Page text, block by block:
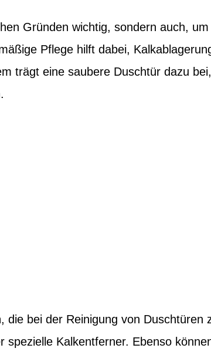
Gründen wichtig, sondern auch,
Pflege hilft dabei,
trägt eine saubere Duschtür dazu
bei der Reinigung von
spezielle Kalkentferner. Ebenso